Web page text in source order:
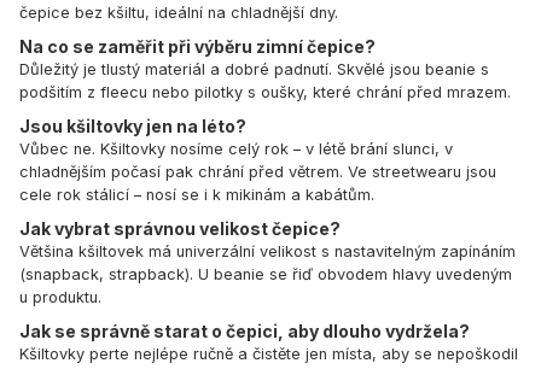
čepice bez kšiltu, ideální na chladnější dny.
Na co se zaměřit při výběru zimní čepice?
Důležitý je tlustý materiál a dobré padnutí. Skvělé jsou beanie s
podšitím z fleecu nebo pilotky s oušky, které chrání před mrazem.
Jsou kšiltovky jen na léto?
Vůbec ne. Kšiltovky nosíme celý rok – v létě brání slunci, v
chladnějším počasí pak chrání před větrem. Ve streetwearu jsou
cele rok stálicí – nosí se i k mikinám a kabátům.
Jak vybrat správnou velikost čepice?
Většina kšiltovek má univerzální velikost s nastavitelným zapínáním
(snapback, strapback). U beanie se řiď obvodem hlavy uvedeným
u produktu.
Jak se správně starat o čepici, aby dlouho vydržela?
Kšiltovky perte nejlépe ručně a čistěte jen místa, aby se nepoškodil